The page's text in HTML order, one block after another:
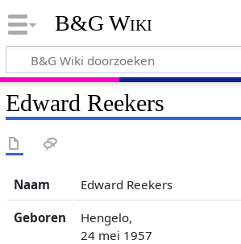
B&G Wiki
Edward Reekers
Naam Edward Reekers
Geboren
Hengelo,
24 mei 1957